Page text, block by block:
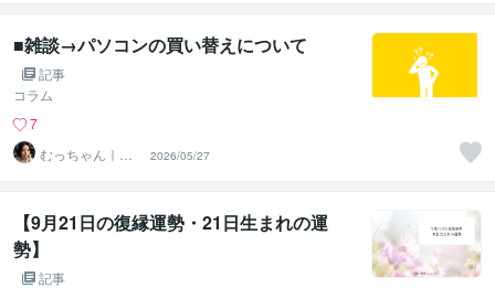
■雑談→パソコンの買い替えについて
記事
コラム
7
むっちゃん｜元
ホテリエ
2026/05/27
【9月21日の復縁運勢・21日生まれの運
勢】
記事